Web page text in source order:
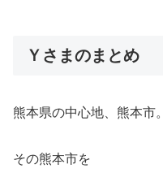
Ｙさまのまとめ
熊本県の中心地、熊本市。
その熊本市を